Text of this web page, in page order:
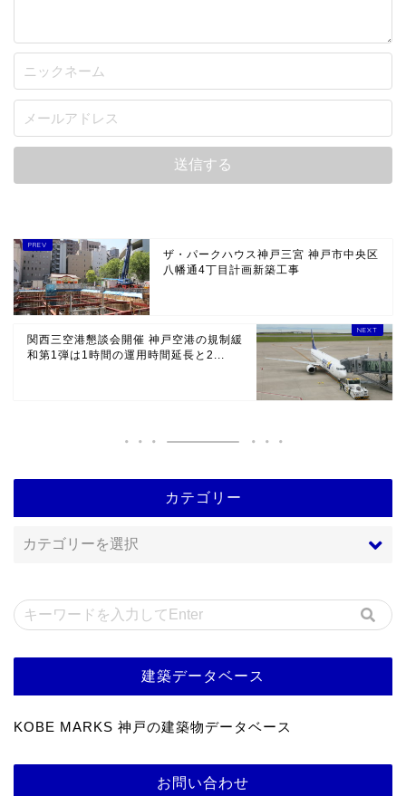
ザ・パークハウス神戸三宮 神戸市中央区
八幡通4丁目計画新築工事
関西三空港懇談会開催 神戸空港の規制緩
和第1弾は1時間の運用時間延長と2...
カテゴリー
建築データベース
KOBE MARKS 神戸の建築物データベース
お問い合わせ